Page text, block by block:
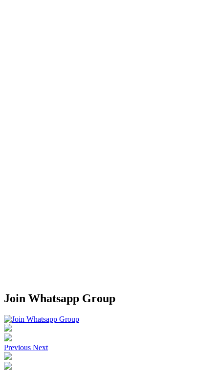
Join Whatsapp Group
Previous Next